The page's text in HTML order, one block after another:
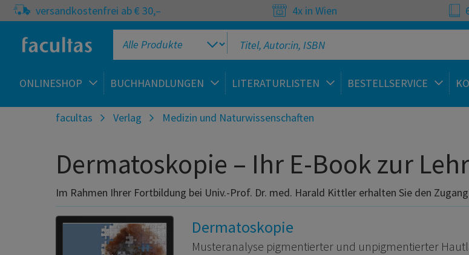
versandkostenfrei ab € 30,– 4x in Wien
ONLINESHOP BUCHHANDLUNGEN LITERATURLISTEN BESTELLSERVICE
facultas Verlag Medizin und Naturwissenschaften
Dermatoskopie – Ihr E-Book zur
Im Rahmen Ihrer Fortbildung bei Univ.-Prof. Dr. med. Harald Kittler erhalten Sie den
Dermatoskopie
Musteranalyse pigmentierter und unpigmentierter